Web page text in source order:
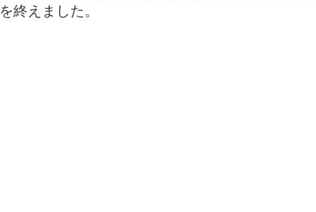
終えました。